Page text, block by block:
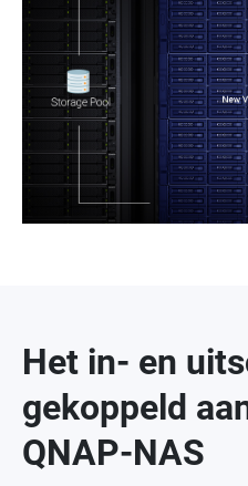
Het in- en
gekoppeld
QNAP-NAS